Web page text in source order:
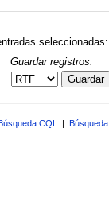
seleccionadas:
Guardar registros:
Guardar
Búsqueda CQL